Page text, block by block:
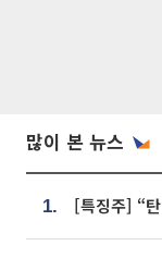
많이 본 뉴스
1.